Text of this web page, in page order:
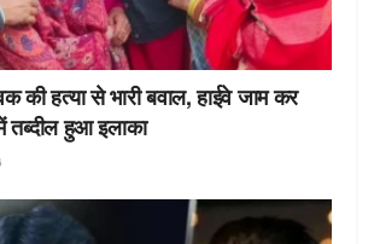
की हत्या से भारी बवाल, हाईवे जाम कर
तब्दील हुआ इलाका